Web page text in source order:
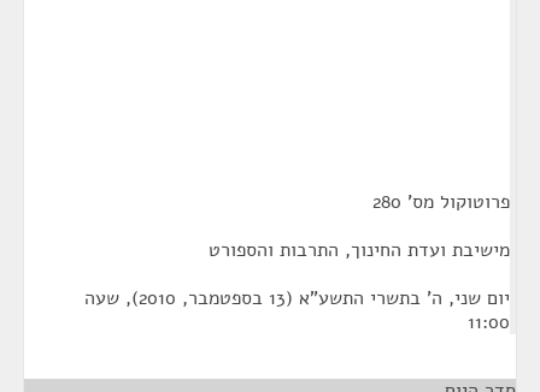
פרוטוקול מס' 280
מישיבת ועדת החינוך, התרבות והספורט
יום שני, ה' בתשרי התשע"א (13 בספטמבר, 2010), שעה
11:00